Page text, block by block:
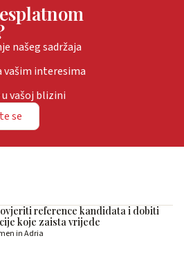
našeg sadržaja
interesima
vašoj blizini
se
reference kandidata i dobiti
koje zaista vrijede
in Adria